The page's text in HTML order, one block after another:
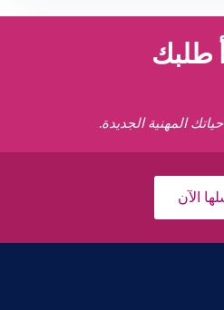
طلبك
المهنية الجديدة.
الآن